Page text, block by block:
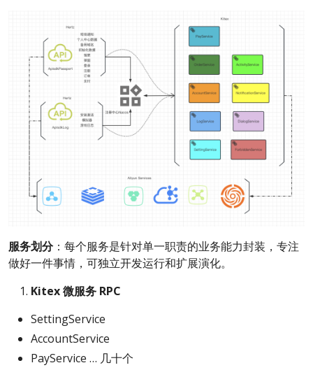
服务划分：每个服务是针对单一职责的业务能力封装，专注
做好一件事情，可独立开发运行和扩展演化。
Kitex 微服务 RPC
SettingService
AccountService
PayService … 几十个